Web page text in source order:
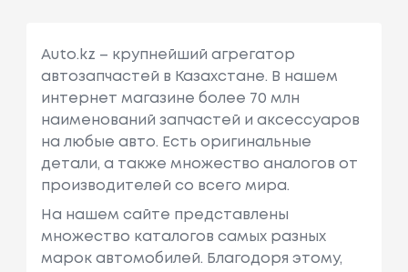
Auto.kz – крупнейший агрегатор
автозапчастей в Казахстане. В нашем
интернет магазине более 70 млн
наименований запчастей и аксессуаров
на любые авто. Есть оригинальные
детали, а также множество аналогов от
производителей со всего мира.
На нашем сайте представлены
множество каталогов самых разных
марок автомобилей. Благодоря этому,